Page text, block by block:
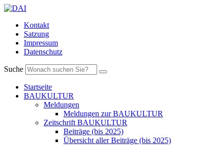
Kontakt
Satzung
Impressum
Datenschutz
Suche
Startseite
BAUKULTUR
Meldungen
Meldungen zur BAUKULTUR
Zeitschrift BAUKULTUR
Beiträge (bis 2025)
Übersicht aller Beiträge (bis 2025)